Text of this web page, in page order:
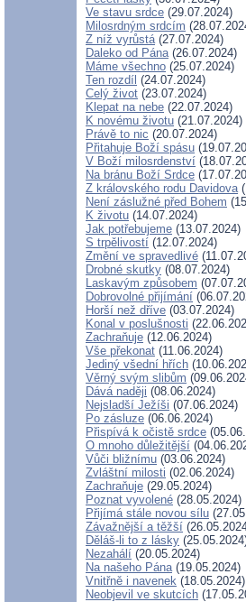
Ve stavu srdce (29.07.2024)
Milosrdným srdcím
Z níž vyrůstá(27.07.2024)
Daleko od Pána(26.07.2024)
Máme všechno (25.07.2024)
Ten rozdíl (24.07.2024)
Celý život (23.07.2024)
Klepat na nebe (22.07.2024)
K novému životu (21.07.2024)
Právě to nic (20.07.2024)
Přitahuje Boží spásu
V Boží milosrdenství
Na bránu Boží Srdce
Z královského rodu Davidova
Není záslužné před Bohem
K životu (14.07.2024)
Jak potřebujeme (13.07.2024)
S trpělivostí (12.07.2024)
Změní ve spravedlivé
Drobné skutky (08.07.2024)
Laskavým způsobem
Dobrovolné přijímání
Horší než dříve (03.07.2024)
Konal v poslušnosti
Zachraňuje (12.06.2024)
Vše překonat (11.06.2024)
Jediný všední hřích
Věrný svým slibům
Dává naději (08.06.2024)
Nejsladší Ježíši (07.06.2024)
Po zásluze (06.06.2024)
Přispívá k očistě srdce
O mnoho důležitější
Vůči bližnímu (03.06.2024)
Zvláštní milosti (02.06.2024)
Zachraňuje (29.05.2024)
Poznat vyvolené (28.05.2024)
Přijímá stále novou sílu
Závažnější a těžší
Děláš-li to z lásky
Nezahálí (20.05.2024)
Na našeho Pána(19.05.2024)
Vnitřně i navenek (18.05.2024)
Neobjevil ve skutcích